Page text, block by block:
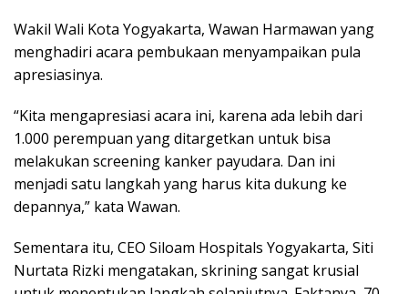
Wakil Wali Kota Yogyakarta, Wawan Harmawan yang
menghadiri acara pembukaan menyampaikan pula
apresiasinya.
“Kita mengapresiasi acara ini, karena ada lebih dari
1.000 perempuan yang ditargetkan untuk bisa
melakukan screening kanker payudara. Dan ini
menjadi satu langkah yang harus kita dukung ke
depannya,” kata Wawan.
Sementara itu, CEO Siloam Hospitals Yogyakarta, Siti
Nurtata Rizki mengatakan, skrining sangat krusial